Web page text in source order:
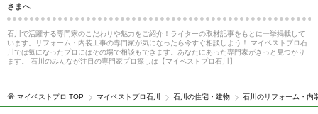
さまへ
石川で活躍する専門家のこだわりや魅力をご紹介！ライターの取材記事をもとに一挙掲載して
います。リフォーム・内装工事の専門家が気になったら今すぐ相談しよう！ マイベストプロ石
川では気になったプロにはその場で相談もできます。あなたにあった専門家がきっと見つかり
ます。 石川のみんなが注目の専門家プロ探しは【マイベストプロ石川】
マイベストプロ TOP マイベストプロ石川 石川の住宅・建物 石川のリフォーム・内